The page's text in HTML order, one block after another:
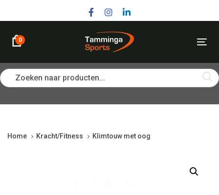
navigation
content
0
Zoeken naar producten...
Home Kracht/Fitness Klimtouw met oog